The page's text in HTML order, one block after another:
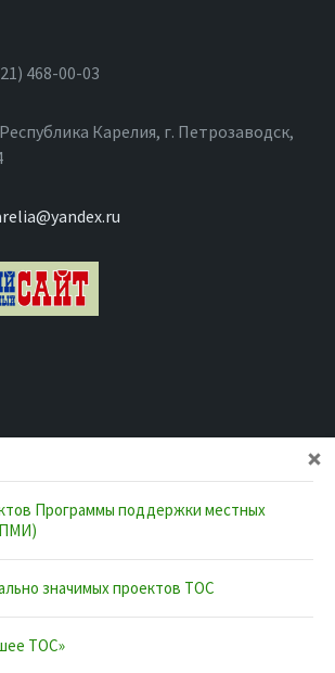
468-00-03
Карелия, г. Петрозаводск,
практики
Программы поддержки местных
значимых проектов ТОС
ТОС»